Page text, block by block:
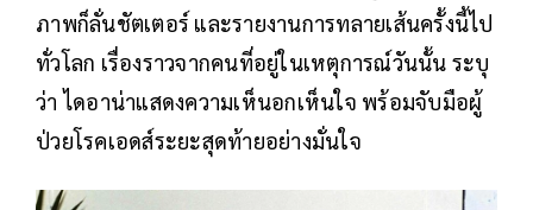
ภาพก็ลั่นชัตเตอร์ และรายงานการทลายเส้นครั้งนี้ไป
ทั่วโลก เรื่องราวจากคนที่อยู่ในเหตุการณ์วันนั้น ระบุ
ว่า ไดอาน่าแสดงความเห็นอกเห็นใจ พร้อมจับมือผู้
ป่วยโรคเอดส์ระยะสุดท้ายอย่างมั่นใจ